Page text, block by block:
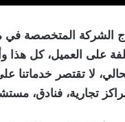
الشركة المتخصصة في
على العميل، كل هذا
لا تقتصر خدماتنا
تجارية، فنادق،